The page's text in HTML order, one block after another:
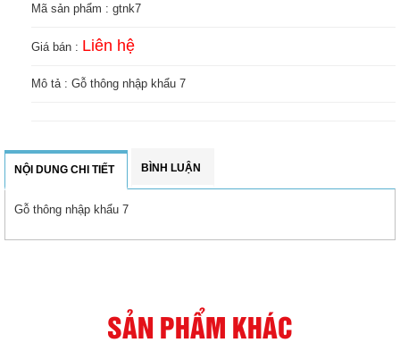
Mã sản phẩm : gtnk7
Giá bán : Liên hệ
Mô tả : Gỗ thông nhập khẩu 7
NỘI DUNG CHI TIẾT BÌNH LUẬN
Gỗ thông nhập khẩu 7
SẢN PHẨM KHÁC